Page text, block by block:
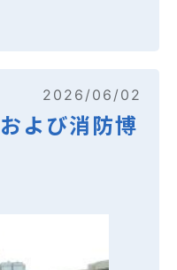
2026/06/02
よび消防博